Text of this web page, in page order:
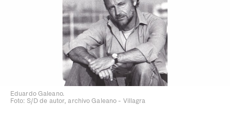
Eduardo Galeano.
Foto: S/D de autor, archivo Galeano - Villagra